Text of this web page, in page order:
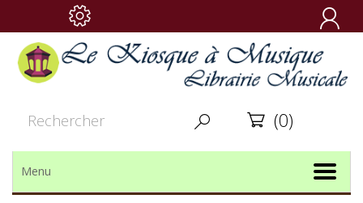

  (0)
Menu